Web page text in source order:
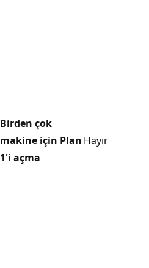
Birden çok
makine için Plan
1'i açma
Hayır